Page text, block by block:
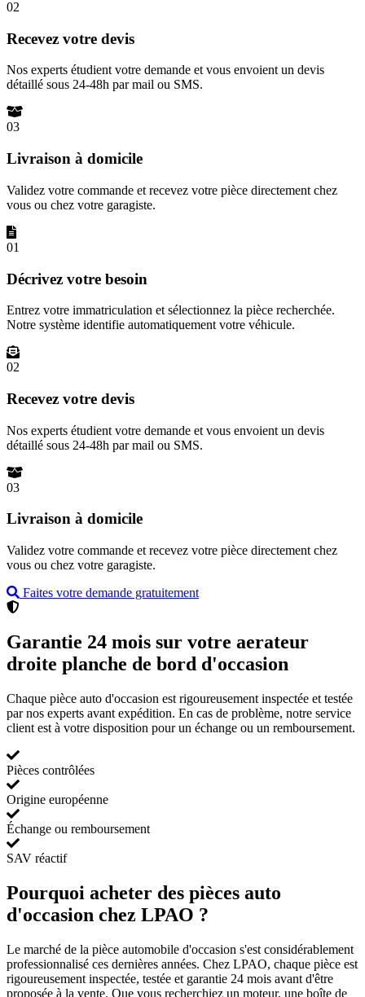
02
Recevez votre devis
Nos experts étudient votre demande et vous envoient un devis
détaillé sous 24-48h par mail ou SMS.
03
Livraison à domicile
Validez votre commande et recevez votre pièce directement chez
vous ou chez votre garagiste.
01
Décrivez votre besoin
Entrez votre immatriculation et sélectionnez la pièce recherchée.
Notre système identifie automatiquement votre véhicule.
02
Recevez votre devis
Nos experts étudient votre demande et vous envoient un devis
détaillé sous 24-48h par mail ou SMS.
03
Livraison à domicile
Validez votre commande et recevez votre pièce directement chez
vous ou chez votre garagiste.
Faites votre demande gratuitement
Garantie 24 mois sur votre aerateur
droite planche de bord d'occasion
Chaque pièce auto d'occasion est rigoureusement inspectée et testée
par nos experts avant expédition. En cas de problème, notre service
client est à votre disposition pour un échange ou un remboursement.
Pièces contrôlées
Origine européenne
Échange ou remboursement
SAV réactif
Pourquoi acheter des pièces auto
d'occasion chez LPAO ?
Le marché de la pièce automobile d'occasion s'est considérablement
professionnalisé ces dernières années. Chez LPAO, chaque pièce est
rigoureusement inspectée, testée et garantie 24 mois avant d'être
proposée à la vente. Que vous recherchiez un moteur, une boîte de